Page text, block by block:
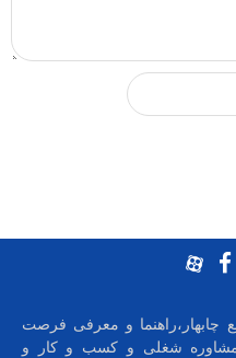
چابهار،راهنما و معرفی فرصت
مشاوره شغلی و کسب و کار و